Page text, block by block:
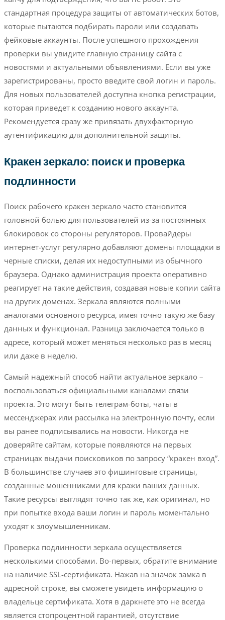
стандартная процедура защиты от автоматических ботов,
которые пытаются подбирать пароли или создавать
фейковые аккаунты. После успешного прохождения
проверки вы увидите главную страницу сайта с
новостями и актуальными объявлениями. Если вы уже
зарегистрированы, просто введите свой логин и пароль.
Для новых пользователей доступна кнопка регистрации,
которая приведет к созданию нового аккаунта.
Рекомендуется сразу же привязать двухфакторную
аутентификацию для дополнительной защиты.
Кракен зеркало: поиск и проверка
подлинности
Поиск рабочего кракен зеркало часто становится
головной болью для пользователей из-за постоянных
блокировок со стороны регуляторов. Провайдеры
интернет-услуг регулярно добавляют домены площадки в
черные списки, делая их недоступными из обычного
браузера. Однако администрация проекта оперативно
реагирует на такие действия, создавая новые копии сайта
на других доменах. Зеркала являются полными
аналогами основного ресурса, имея точно такую же базу
данных и функционал. Разница заключается только в
адресе, который может меняться несколько раз в месяц
или даже в неделю.
Самый надежный способ найти актуальное зеркало –
воспользоваться официальными каналами связи
проекта. Это могут быть телеграм-боты, чаты в
мессенджерах или рассылка на электронную почту, если
вы ранее подписывались на новости. Никогда не
доверяйте сайтам, которые появляются на первых
страницах выдачи поисковиков по запросу “кракен вход”.
В большинстве случаев это фишинговые страницы,
созданные мошенниками для кражи ваших данных.
Такие ресурсы выглядят точно так же, как оригинал, но
при попытке входа ваши логин и пароль моментально
уходят к злоумышленникам.
Проверка подлинности зеркала осуществляется
несколькими способами. Во-первых, обратите внимание
на наличие SSL-сертификата. Нажав на значок замка в
адресной строке, вы сможете увидеть информацию о
владельце сертификата. Хотя в даркнете это не всегда
является стопроцентной гарантией, отсутствие